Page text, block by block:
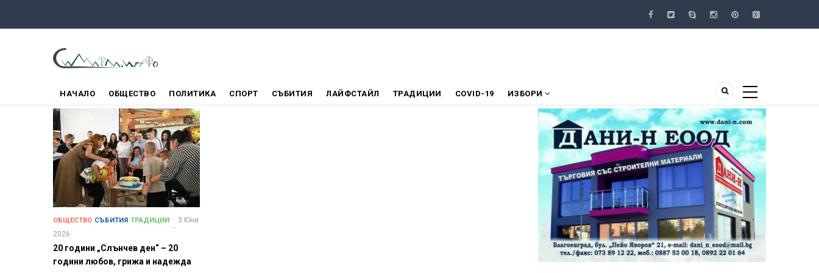
МЕНЮ
НАЧАЛО ОБЩЕСТВО ПОЛИТИКА СПОРТ СЪБИТИЯ ЛАЙФСТАЙЛ ТРАДИЦИИ COVID-19 ИЗБОРИ
ОБЩЕСТВО СЪБИТИЯ ТРАДИЦИИ
3 Юни
2026
20 години „Слънчев ден“ – 20
години любов, грижа и надежда